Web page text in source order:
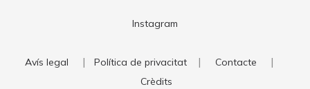
Instagram
Avís legal | Política de privacitat | Contacte |
Crèdits